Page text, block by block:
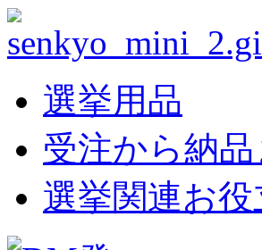
選挙用品
受注から納
選挙関連お